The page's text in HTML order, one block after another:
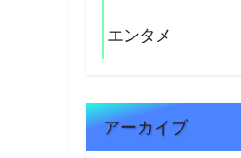
エンタメ
アーカイブ